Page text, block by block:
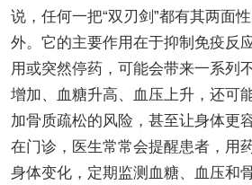
说，任何一把“双刃剑”都有其两面
外。它的主要作用在于抑制免疫反
用或突然停药，可能会带来一系列
增加、血糖升高、血压上升，还可
加骨质疏松的风险，甚至让身体更
在门诊，医生常常会提醒患者，用
身体变化，定期监测血糖、血压和